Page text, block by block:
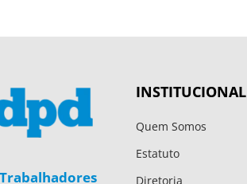
INSTITUCIONAL
Quem Somos
Estatuto
Diretoria